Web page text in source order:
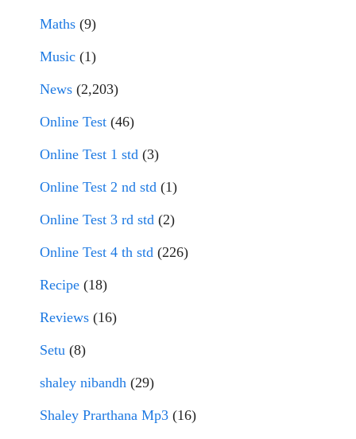
Maths (9)
Music (1)
News (2,203)
Online Test (46)
Online Test 1 std (3)
Online Test 2 nd std (1)
Online Test 3 rd std (2)
Online Test 4 th std (226)
Recipe (18)
Reviews (16)
Setu (8)
shaley nibandh (29)
Shaley Prarthana Mp3 (16)